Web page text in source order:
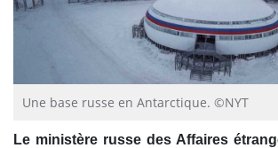
Une base russe en Antarctique. ©NYT
Le ministère russe des Affaires